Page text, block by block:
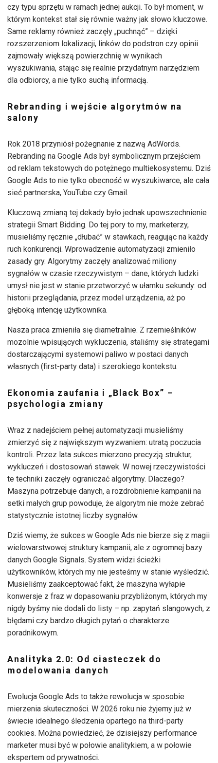
czy typu sprzętu w ramach jednej aukcji. To był moment, w
którym kontekst stał się równie ważny jak słowo kluczowe.
Same reklamy również zaczęły „puchnąć” – dzięki
rozszerzeniom lokalizacji, linków do podstron czy opinii
zajmowały większą powierzchnię w wynikach
wyszukiwania, stając się realnie przydatnym narzędziem
dla odbiorcy, a nie tylko suchą informacją.
Rebranding i wejście algorytmów na
salony
Rok 2018 przyniósł pożegnanie z nazwą AdWords.
Rebranding na Google Ads był symbolicznym przejściem
od reklam tekstowych do potężnego multiekosystemu. Dziś
Google Ads to nie tylko obecność w wyszukiwarce, ale cała
sieć partnerska, YouTube czy Gmail.
Kluczową zmianą tej dekady było jednak upowszechnienie
strategii Smart Bidding. Do tej pory to my, marketerzy,
musieliśmy ręcznie „dłubać” w stawkach, reagując na każdy
ruch konkurencji. Wprowadzenie automatyzacji zmieniło
zasady gry. Algorytmy zaczęły analizować miliony
sygnałów w czasie rzeczywistym – dane, których ludzki
umysł nie jest w stanie przetworzyć w ułamku sekundy: od
historii przeglądania, przez model urządzenia, aż po
głęboką intencję użytkownika.
Nasza praca zmieniła się diametralnie. Z rzemieślników
mozolnie wpisujących wykluczenia, staliśmy się strategami
dostarczającymi systemowi paliwo w postaci danych
własnych (first-party data) i szerokiego kontekstu.
Ekonomia zaufania i „Black Box” –
psychologia zmiany
Wraz z nadejściem pełnej automatyzacji musieliśmy
zmierzyć się z największym wyzwaniem: utratą poczucia
kontroli. Przez lata sukces mierzono precyzją struktur,
wykluczeń i dostosowań stawek. W nowej rzeczywistości
te techniki zaczęły ograniczać algorytmy. Dlaczego?
Maszyna potrzebuje danych, a rozdrobnienie kampanii na
setki małych grup powoduje, że algorytm nie może zebrać
statystycznie istotnej liczby sygnałów.
Dziś wiemy, że sukces w Google Ads nie bierze się z magii
wielowarstwowej struktury kampanii, ale z ogromnej bazy
danych Google Signals. System widzi ścieżki
użytkowników, których my nie jesteśmy w stanie wyśledzić.
Musieliśmy zaakceptować fakt, że maszyna wyłapie
konwersje z fraz w dopasowaniu przybliżonym, których my
nigdy byśmy nie dodali do listy – np. zapytań slangowych, z
błędami czy bardzo długich pytań o charakterze
poradnikowym.
Analityka 2.0: Od ciasteczek do
modelowania danych
Ewolucja Google Ads to także rewolucja w sposobie
mierzenia skuteczności. W 2026 roku nie żyjemy już w
świecie idealnego śledzenia opartego na third-party
cookies. Można powiedzieć, że dzisiejszy performance
marketer musi być w połowie analitykiem, a w połowie
ekspertem od prywatności.